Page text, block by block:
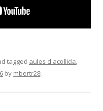
tagged aules d'acollida,
by mbertr28.